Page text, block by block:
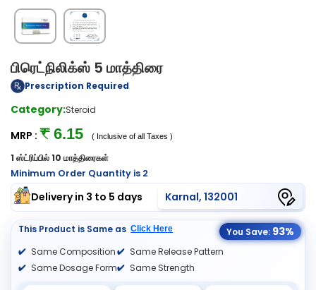
பிரெட்நிலிக்ஸ் 5 மாத்திரை
Prescription Required
Category:Steroid
MRP : ₹ 6.15 ( Inclusive of all Taxes )
1 ஸ்ட்ரிப்பில் 10 மாத்திரைகள்
Minimum Order Quantity is 2
Delivery in 3 to 5 days Karnal, 132001
This Product is Same as Click Here You Save: 93%
Same Composition
Same Dosage Form
Same Release Pattern
Same Strength